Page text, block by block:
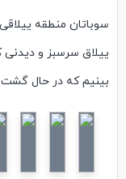
سوباتان منطقه
ییلاق سرسبز و
۲۵۰۰ متری قرار